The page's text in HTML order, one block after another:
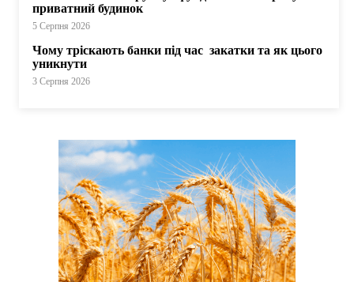
приватний будинок
5 Серпня 2026
Чому тріскають банки під час закатки та як цього
уникнути
3 Серпня 2026